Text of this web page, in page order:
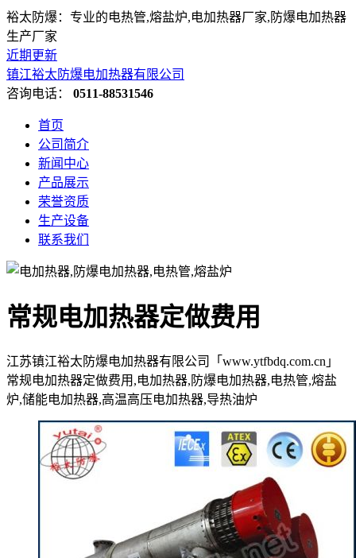
裕太防爆：专业的电热管,熔盐炉,电加热器厂家,防爆电加热器
生产厂家
近期更新
镇江裕太防爆电加热器有限公司
咨询电话： 0511-88531546
首页
公司简介
新闻中心
产品展示
荣誉资质
生产设备
联系我们
常规电加热器定做费用
江苏镇江裕太防爆电加热器有限公司「www.ytfbdq.com.cn」
常规电加热器定做费用,电加热器,防爆电加热器,电热管,熔盐
炉,储能电加热器,高温高压电加热器,导热油炉